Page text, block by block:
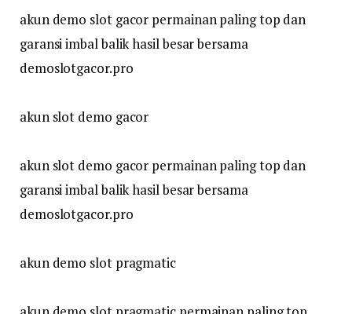
akun demo slot gacor permainan paling top dan
garansi imbal balik hasil besar bersama
demoslotgacor.pro
akun slot demo gacor
akun slot demo gacor permainan paling top dan
garansi imbal balik hasil besar bersama
demoslotgacor.pro
akun demo slot pragmatic